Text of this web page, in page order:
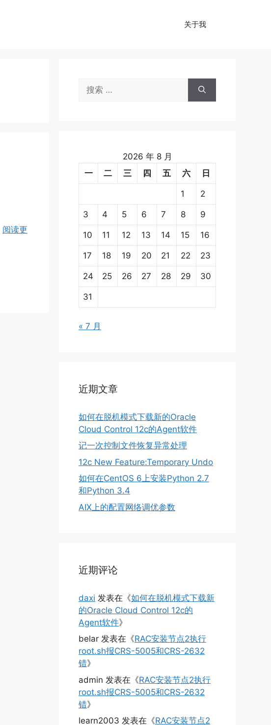
关于我
阅读更
索：
2026 年 8 月
一
二 三 四 五 六 日
1 2
3 4 5 6 7 8 9
10 11 12 13 14 15 16
17 18 19 20 21 22 23
24 25 26 27 28 29 30
31
« 7 月
近期文章
如何在脱机模式下载新的Oracle
Cloud Control 12c的Agent软件
记一次控制文件恢复异常处理
12c New Feature:Temporary Undo
如何在CentOS 6上安装Python 2.7
和Python 3.4
AIX上的配置网络调优参数
近期评论
daxi 发表在《如何在脱机模式下载新
的Oracle Cloud Control 12c的
Agent软件》
belar 发表在《RAC安装节点2执行
root.sh报CRS-5005和CRS-2632
错》
admin 发表在《RAC安装节点2执行
root.sh报CRS-5005和CRS-2632
错》
learn2003 发表在《RAC安装节点2